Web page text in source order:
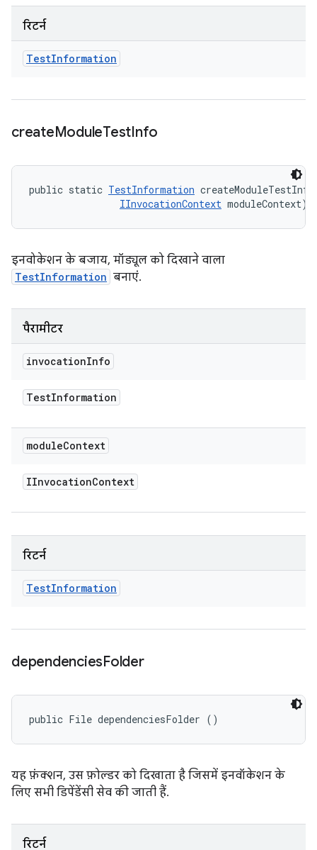
रिटर्न
TestInformation
createModuleTestInfo
public static TestInformation
IInvocationContext moduleContext)
इनवोकेशन के बजाय, मॉड्यूल को दिखाने वाला
TestInformation बनाएं.
पैरामीटर
invocationInfo
TestInformation
moduleContext
IInvocationContext
रिटर्न
TestInformation
dependenciesFolder
public File dependenciesFolder ()
यह फ़ंक्शन, उस फ़ोल्डर को दिखाता है जिसमें इनवॉकेशन के
लिए सभी डिपेंडेंसी सेव की जाती हैं.
रिटर्न